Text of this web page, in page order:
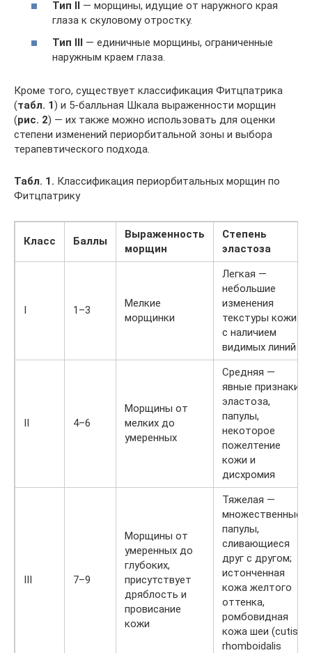
Тип II
— морщины, идущие от наружного края
глаза к скуловому отростку.
Тип III — единичные морщины, ограниченные
наружным краем глаза.
Кроме того, существует классификация Фитцпатрика
(табл. 1) и 5-балльная Шкала выраженности морщин
(рис. 2) — их также можно использовать для оценки
степени изменений периорбитальной зоны и выбора
терапевтического подхода.
Табл. 1. Классификация периорбитальных морщин по
Фитцпатрику
Класс Баллы
Выраженность
морщин
Степень
эластоза
I 1–3
Мелкие
морщинки
Легкая —
небольшие
изменения
текстуры кожи
с наличием
видимых линий
II 4–6
Морщины от
мелких до
умеренных
Средняя —
явные признаки
эластоза,
папулы,
некоторое
пожелтение
кожи и
дисхромия
III 7–9
Морщины от
умеренных до
глубоких,
присутствует
дряблость и
провисание
кожи
Тяжелая —
множественные
папулы,
сливающиеся
друг с другом;
истонченная
кожа желтого
оттенка,
ромбовидная
кожа шеи (cutis
rhomboidalis